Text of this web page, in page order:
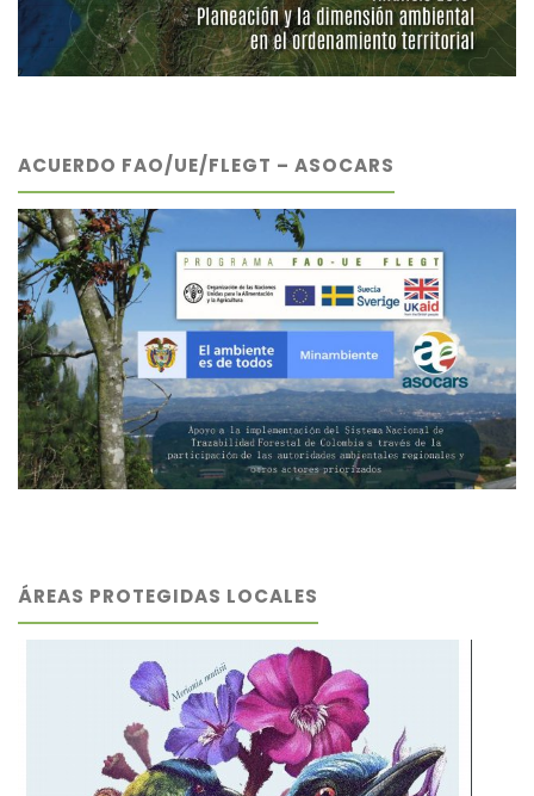
ACUERDO FAO/UE/FLEGT – ASOCARS
ÁREAS PROTEGIDAS LOCALES